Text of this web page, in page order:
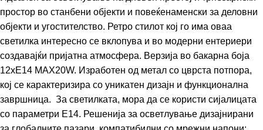
простор во станбени објекти и повеќенаменски за деловни
објекти и угостителство. Ретро стилот кој го има оваа
светилка интересно се вклопува и во модерни ентериери
создавајќи пријатна атмосфера. Верзија во бакарна боја
12xE14 MAX20W. Изработен од метал со цврста потпора,
кој се карактеризира со уникатен дизајн и функционална
завршница. За светилката, мора да се користи сијалицата
со параметри E14. Решенија за осветлување дизајнирани